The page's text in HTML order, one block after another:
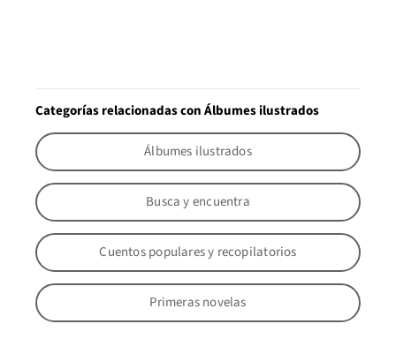
Categorías relacionadas con Álbumes ilustrados
Álbumes ilustrados
Busca y encuentra
Cuentos populares y recopilatorios
Primeras novelas